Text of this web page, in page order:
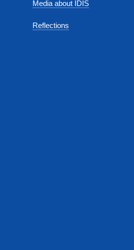
Media about IDIS
Reflections